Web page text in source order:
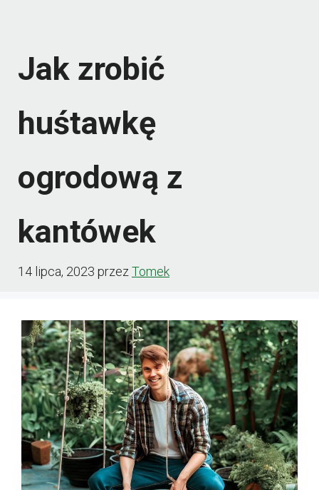
Jak zrobić
huśtawkę
ogrodową z
kantówek
14 lipca, 2023 przez Tomek